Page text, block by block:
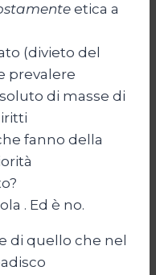
etica a
(divieto del
prevalere
di masse di
fanno della
. Ed è no.
di quello che nel